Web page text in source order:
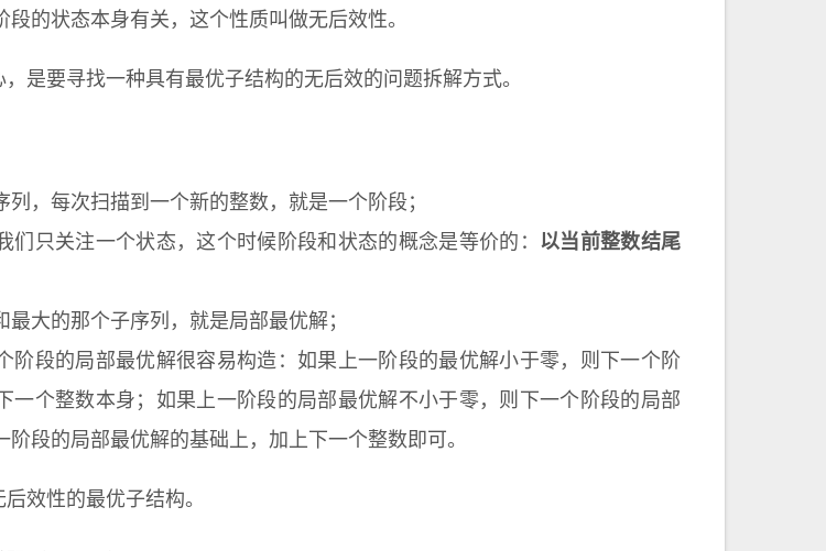
段的状态本身有关，这个性质叫做无后效性。
是要寻找一种具有最优子结构的无后效的问题拆解方式。
列，每次扫描到一个新的整数，就是一个阶段；
们只关注一个状态，这个时候阶段和状态的概念是等价的： 以当前整数结尾
最大的那个子序列，就是局部最优解；
阶段的局部最优解很容易构造：如果上一阶段的最优解小于零，则下一个阶
一个整数本身；如果上一阶段的局部最优解不小于零，则下一个阶段的局部
阶段的局部最优解的基础上，加上下一个整数即可。
效性的最优子结构。